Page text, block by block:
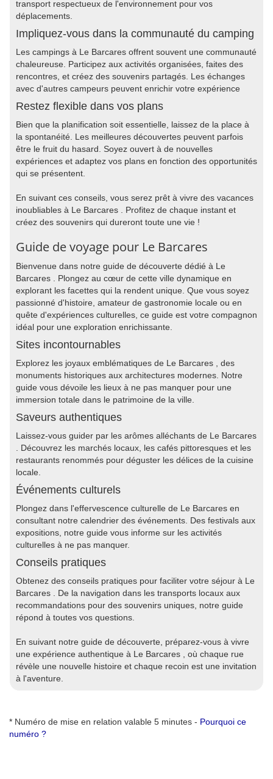
transport respectueux de l'environnement pour vos
déplacements.
Impliquez-vous dans la communauté du camping
Les campings à Le Barcares offrent souvent une communauté
chaleureuse. Participez aux activités organisées, faites des
rencontres, et créez des souvenirs partagés. Les échanges
avec d'autres campeurs peuvent enrichir votre expérience
Restez flexible dans vos plans
Bien que la planification soit essentielle, laissez de la place à
la spontanéité. Les meilleures découvertes peuvent parfois
être le fruit du hasard. Soyez ouvert à de nouvelles
expériences et adaptez vos plans en fonction des opportunités
qui se présentent.
En suivant ces conseils, vous serez prêt à vivre des vacances
inoubliables à Le Barcares . Profitez de chaque instant et
créez des souvenirs qui dureront toute une vie !
Guide de voyage pour Le Barcares
Bienvenue dans notre guide de découverte dédié à Le
Barcares . Plongez au cœur de cette ville dynamique en
explorant les facettes qui la rendent unique. Que vous soyez
passionné d'histoire, amateur de gastronomie locale ou en
quête d'expériences culturelles, ce guide est votre compagnon
idéal pour une exploration enrichissante.
Sites incontournables
Explorez les joyaux emblématiques de Le Barcares , des
monuments historiques aux architectures modernes. Notre
guide vous dévoile les lieux à ne pas manquer pour une
immersion totale dans le patrimoine de la ville.
Saveurs authentiques
Laissez-vous guider par les arômes alléchants de Le Barcares
. Découvrez les marchés locaux, les cafés pittoresques et les
restaurants renommés pour déguster les délices de la cuisine
locale.
Événements culturels
Plongez dans l'effervescence culturelle de Le Barcares en
consultant notre calendrier des événements. Des festivals aux
expositions, notre guide vous informe sur les activités
culturelles à ne pas manquer.
Conseils pratiques
Obtenez des conseils pratiques pour faciliter votre séjour à Le
Barcares . De la navigation dans les transports locaux aux
recommandations pour des souvenirs uniques, notre guide
répond à toutes vos questions.
En suivant notre guide de découverte, préparez-vous à vivre
une expérience authentique à Le Barcares , où chaque rue
révèle une nouvelle histoire et chaque recoin est une invitation
à l'aventure.
* Numéro de mise en relation valable 5 minutes - Pourquoi ce
numéro ?